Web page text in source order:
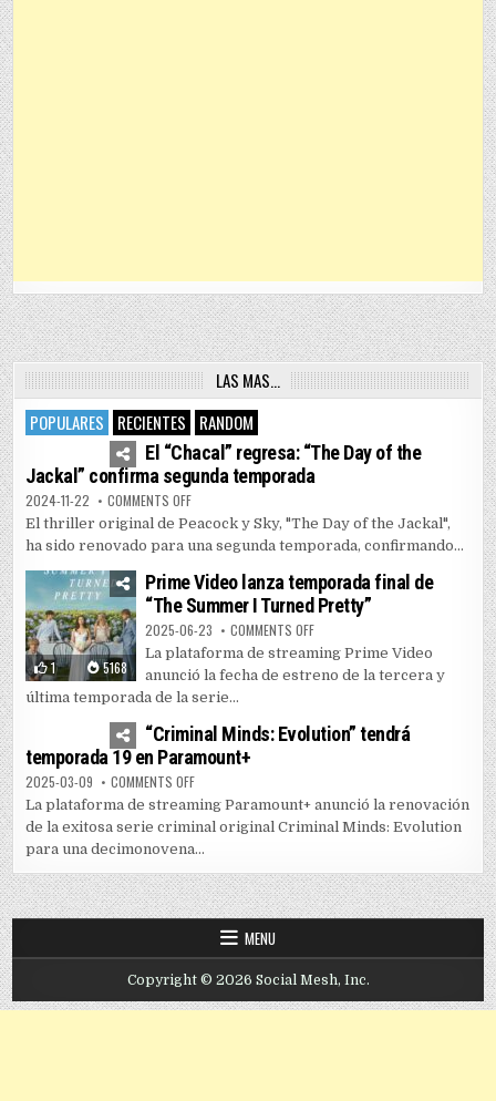
LAS MAS…
POPULARES
RECIENTES RANDOM
4 7458
El “Chacal” regresa: “The Day of the
Jackal” confirma segunda temporada
2024-11-22 COMMENTS OFFON EL “CHACAL” REGRESA: “THE DAY OF THE JACKAL”
El thriller original de Peacock y Sky, "The Day of the Jackal",
ha sido renovado para una segunda temporada, confirmando...
1 5168
Prime Video lanza temporada final de
“The Summer I Turned Pretty”
2025-06-23 COMMENTS OFFON PRIME VIDEO LANZA
La plataforma de streaming Prime Video
anunció la fecha de estreno de la tercera y
última temporada de la serie...
0 3601
“Criminal Minds: Evolution” tendrá
temporada 19 en Paramount+
2025-03-09 COMMENTS OFFON “CRIMINAL MINDS: EVOLUTION” TENDRÁ
La plataforma de streaming Paramount+ anunció la renovación
de la exitosa serie criminal original Criminal Minds: Evolution
para una decimonovena...
MENU
Copyright © 2026 Social Mesh, Inc.